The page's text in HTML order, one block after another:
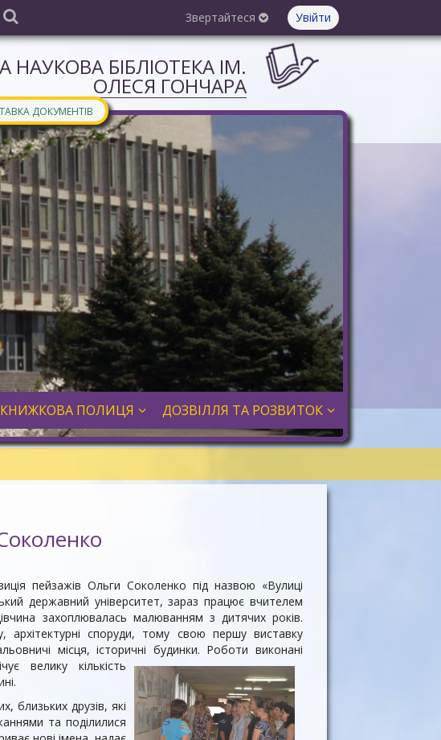
Звертайтеся Увійти
БІБЛІОТЕКА ІМ.
ОЛЕСЯ ГОНЧАРА
ДОКУМЕНТІВ
КНИЖКОВА ПОЛИЦЯ ДОЗВІЛЛЯ ТА РОЗВИТОК
пейзажів Ольги Соколенко під назвою «Вулиці
державний університет, зараз працює вчителем
захоплювалась малюванням з дитячих років.
споруди, тому свою першу виставку
місця, історичні будинки. Роботи виконані
велику кількість
близьких друзів, які
та поділилися